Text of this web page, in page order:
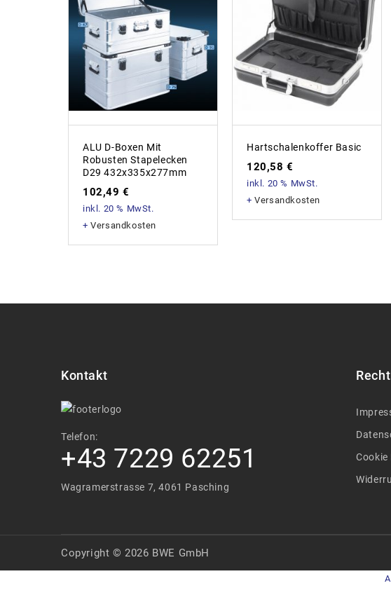
ALU D-Boxen Mit
Robusten Stapelecken
D29 432x335x277mm
102,49€
inkl. 20 % MwSt.
+Versandkosten
Hartschalenkoffer Basic
120,58€
inkl. 20 % MwSt.
+Versandkosten
Kontakt
Telefon:
+43 7229 62251
Wagramerstrasse 7, 4061 Pasching
Cookie
Copyright © 2026 BWE GmbH